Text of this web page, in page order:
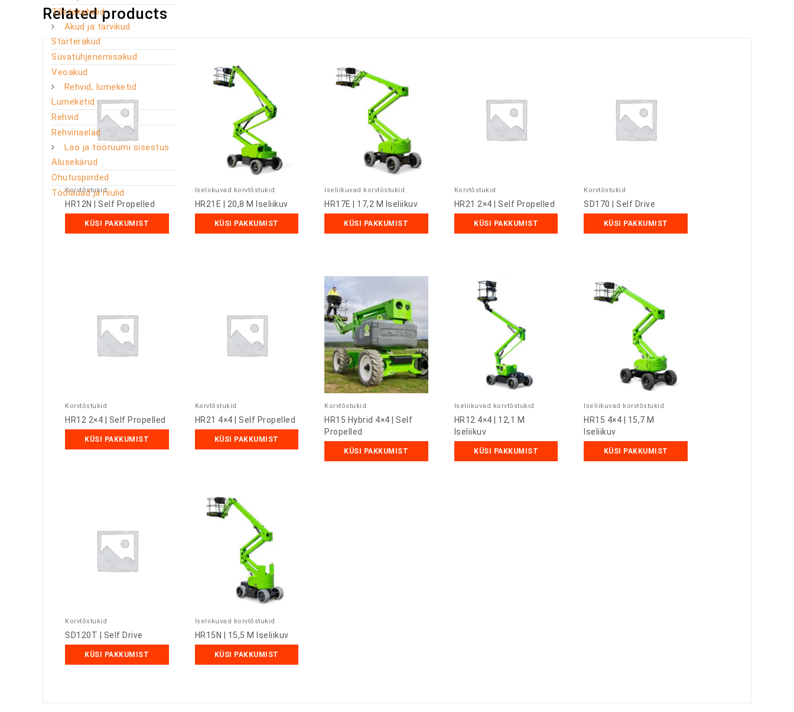
Tõstekahvlid
Akud ja tarvikud
Starterakud
Süvatühjenemisakud
Veoakud
Rehvid, lumeketid
Lumeketid
Rehvid
Rehvinaelad
Lao ja tööruumi sisestus
Alusekärud
Ohutuspiirded
Töölauad ja riiulid
Related products
Korvtõstukid
HR12N | Self Propelled
KÜSI PAKKUMIST
Iseliikuvad korvtõstukid
HR21E | 20,8 M Iseliikuv
KÜSI PAKKUMIST
Iseliikuvad korvtõstukid
HR17E | 17,2 M Iseliikuv
KÜSI PAKKUMIST
Korvtõstukid
HR21 2×4 | Self Propelled
KÜSI PAKKUMIST
Korvtõstukid
SD170 | Self Drive
KÜSI PAKKUMIST
Korvtõstukid
HR12 2×4 | Self Propelled
KÜSI PAKKUMIST
Korvtõstukid
HR21 4×4 | Self Propelled
KÜSI PAKKUMIST
Korvtõstukid
HR15 Hybrid 4×4 | Self
Propelled
KÜSI PAKKUMIST
Iseliikuvad korvtõstukid
HR12 4×4 | 12,1 M
Iseliikuv
KÜSI PAKKUMIST
Iseliikuvad korvtõstukid
HR15 4×4 | 15,7 M
Iseliikuv
KÜSI PAKKUMIST
Korvtõstukid
SD120T | Self Drive
KÜSI PAKKUMIST
Iseliikuvad korvtõstukid
HR15N | 15,5 M Iseliikuv
KÜSI PAKKUMIST